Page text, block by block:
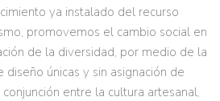
ya instalado del recurso
promovemos el cambio social en
de la diversidad, por medio de la
únicas y sin asignación de
entre la cultura artesanal,